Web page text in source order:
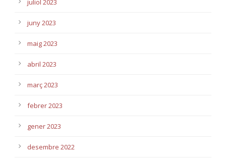
juliol 2023
juny 2023
maig 2023
abril 2023
març 2023
febrer 2023
gener 2023
desembre 2022